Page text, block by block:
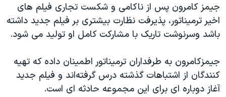
جیمز کامرون پس از ناکامی و شکست تجاری فیلم های
اخیر ترمیناتور، پذیرفت نظارت بیشتری بر فیلم جدید داشته
باشد وسرنوشت تاریک با مشارکت کامل او تولید می شود.
جیمزکامرون به طرفداران ترمیناتور اطمینان داده که تهیه
کنندگان از اشتباهات گذشته درس گرفته‌اند و فیلم جدید
آغاز دوباره ای برای این مجموعه حادثه ای است.